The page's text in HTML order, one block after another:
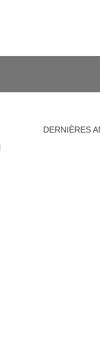
DERNIÈRES